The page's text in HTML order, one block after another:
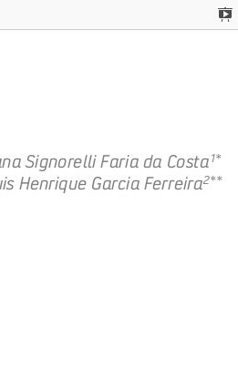
Signorelli Faria da Costa 1*
Henrique Garcia Ferreira2**